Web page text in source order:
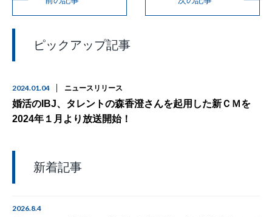
ピックアップ記事
2024.01.04 ニュースリリース
婚活のIBJ、タレントの森香澄さんを起用した新ＣＭを
2024年１月より放送開始！
新着記事
2026.8.4